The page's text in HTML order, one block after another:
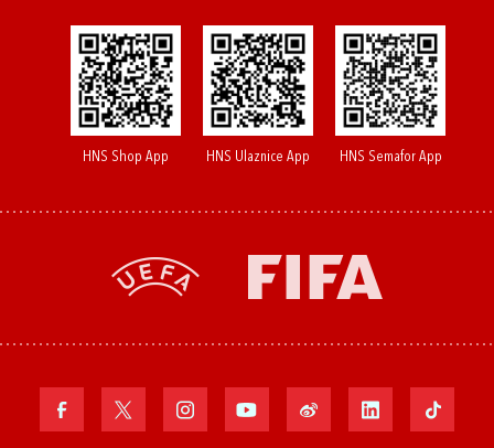
HNS Shop App HNS Ulaznice App HNS Semafor App